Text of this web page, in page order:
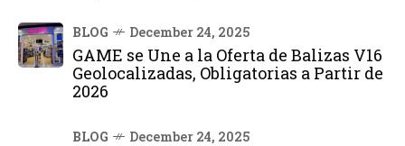
BLOG December 24, 2025
GAME se Une a la Oferta de Balizas V16
Geolocalizadas, Obligatorias a Partir de
2026
BLOG December 24, 2025